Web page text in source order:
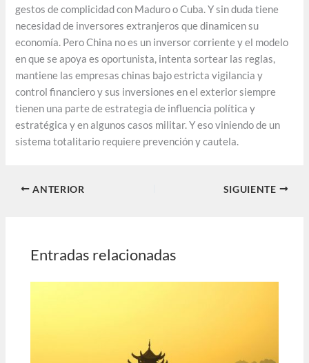
gestos de complicidad con Maduro o Cuba. Y sin duda tiene
necesidad de inversores extranjeros que dinamicen su
economía. Pero China no es un inversor corriente y el modelo
en que se apoya es oportunista, intenta sortear las reglas,
mantiene las empresas chinas bajo estricta vigilancia y
control financiero y sus inversiones en el exterior siempre
tienen una parte de estrategia de influencia política y
estratégica y en algunos casos militar. Y eso viniendo de un
sistema totalitario requiere prevención y cautela.
ANTERIOR SIGUIENTE
Entradas relacionadas